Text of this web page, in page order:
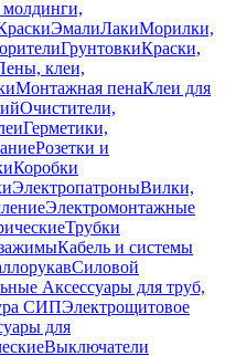
молдинги,
ЭмалиЛакиМорилки,
ГрунтовкиКраски,
клеи,
Монтажная пенаКлеи для
Очистители,
Герметики,
Розетки и
Коробки
ЭлектропатроныВилки,
Электромонтажные
Трубки
Кабель и системы
Силовой
Аксессуары для труб,
СИПЭлектрощитовое
для
Выключатели